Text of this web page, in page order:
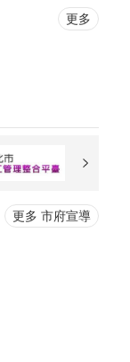
更多
更多 市府宣導